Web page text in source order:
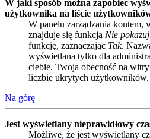
W jaki sposób można zapobiec
użytkownika na liście
W panelu zarządzania kontem,
znajduje się funkcja Nie
funkcję, zaznaczając Tak.
wyświetlana tylko dla
ciebie. Twoja obecność na
liczbie ukrytych użytkowników.
Na górę
Jest wyświetlany nieprawidłowy
Możliwe, że jest wyświetlany